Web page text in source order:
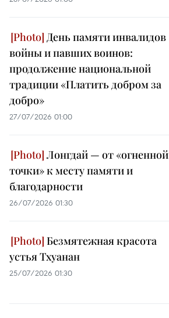
День памяти инвалидов
войны и павших воинов:
продолжение национальной
традиции «Платить добром за
добро»
27/07/2026 01:00
Лонгдай — от «огненной
точки» к месту памяти и
благодарности
26/07/2026 01:30
Безмятежная красота
устья Тхуанан
25/07/2026 01:30